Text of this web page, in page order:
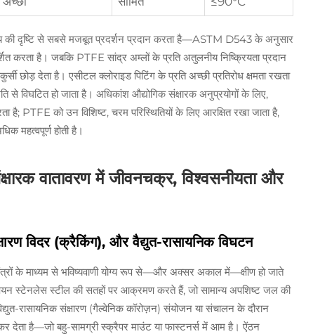
की दृष्टि से सबसे मजबूत प्रदर्शन प्रदान करता है—ASTM D543 के अनुसार
करता है। जबकि PTFE सांद्र अम्लों के प्रति अतुलनीय निष्क्रियता प्रदान
छोड़ देता है। एसीटल क्लोराइड पिटिंग के प्रति अच्छी प्रतिरोध क्षमता रखता
विघटित हो जाता है। अधिकांश औद्योगिक संक्षारक अनुप्रयोगों के लिए,
PTFE को उन विशिष्ट, चरम परिस्थितियों के लिए आरक्षित रखा जाता है,
महत्वपूर्ण होती है।
वातावरण में जीवनचक्र, विश्वसनीयता और
विदर (क्रैकिंग), और वैद्युत-रासायनिक विघटन
के माध्यम से भविष्यवाणी योग्य रूप से—और अक्सर अकाल में—क्षीण हो जाते
स्टेनलेस स्टील की सतहों पर आक्रमण करते हैं, जो सामान्य अपशिष्ट जल की
रासायनिक संक्षारण (गैल्वेनिक कॉरोज़न) संयोजन या संचालन के दौरान
देता है—जो बहु-सामग्री स्क्रैपर माउंट या फास्टनर्स में आम है। ऐंठन